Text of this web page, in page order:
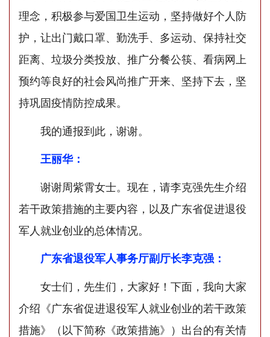
理念，积极参与爱国卫生运动，坚持做好个人防
护，让出门戴口罩、勤洗手、多运动、保持社交
距离、垃圾分类投放、推广分餐公筷、看病网上
预约等良好的社会风尚推广开来、坚持下去，坚
持巩固疫情防控成果。
我的通报到此，谢谢。
王丽华：
谢谢周紫霄女士。现在，请李克强先生介绍
若干政策措施的主要内容，以及广东省促进退役
军人就业创业的总体情况。
广东省退役军人事务厅副厅长李克强：
女士们，先生们，大家好！下面，我向大家
介绍《广东省促进退役军人就业创业的若干政策
措施》（以下简称《政策措施》）出台的有关情